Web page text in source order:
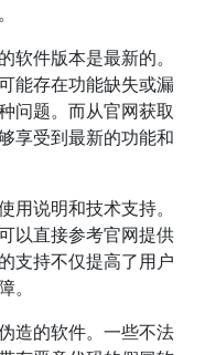
软件版本是最新的。
能存在功能缺失或漏
问题。而从官网获取
享受到最新的功能和
用说明和技术支持。
以直接参考官网提供
支持不仅提高了用户
造的软件。一些不法